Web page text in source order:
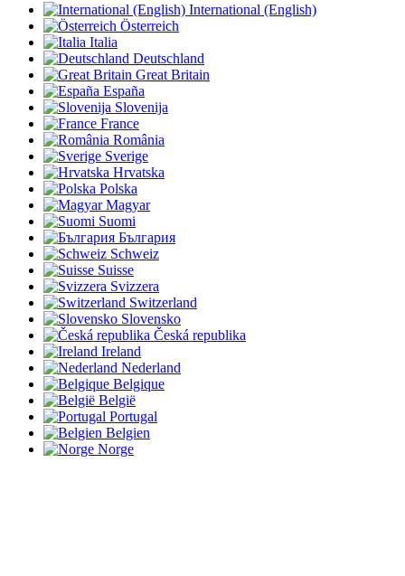
International (English)
Österreich
Italia
Deutschland
Great Britain
España
Slovenija
France
România
Sverige
Hrvatska
Polska
Magyar
Suomi
България
Schweiz
Suisse
Svizzera
Switzerland
Slovensko
Česká republika
Ireland
Nederland
Belgique
België
Portugal
Belgien
Norge